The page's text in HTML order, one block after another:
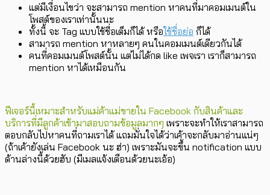
แต่มีเงื่อนไขว่า จะสามารถ mention หาคนที่มาคอมเมนต์ใน
โพสต์ของเราเท่านั้นนะ
ทั้งนี้ จะ Tag แบบใช้ชื่อเต็มก็ได้ หรือใช้ชื่อย่อ ก็ได้
สามารถ mention หาหลายๆ คนในคอมเมนต์เดียวกันได้
คนที่คอมเมนต์โพสต์นั้น แต่ไม่ได้กด like เพจเรา เราก็สามารถ
mention หาได้เหมือนกัน
ฟีเจอร์นี้เหมาะสำหรับแม่ค้าแม่ขายใน Facebook กับสินค้าและ
บริการที่มีลูกค้าเข้ามาสอบถามข้อมูลมากๆ เพราะจะทำให้เราสามารถ
ตอบกลับไปหาคนที่ถามเราได้ แถมมั่นใจได้ว่าเค้าจะกลับมาอ่านแน่ๆ
(ถ้าเค้ายังเล่น Facebook นะ ฮ่า) เพราะมันจะขึ้น notification แบบ
ด้านล่างนี้ด้วยฮับ (มีเมลแจ้งเตือนด้วยนะเอ้อ)